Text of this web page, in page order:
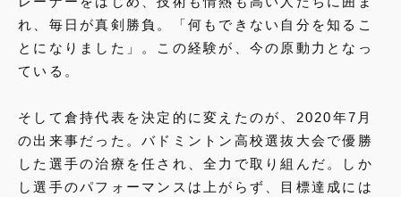
れ、毎日が真剣勝負。「何もできない自分を知るこ
とになりました」。この経験が、今の原動力となっ
ている。
そして倉持代表を決定的に変えたのが、2020年7月
の出来事だった。バドミントン高校選抜大会で優勝
した選手の治療を任され、全力で取り組んだ。しか
し選手のパフォーマンスは上がらず、目標達成には